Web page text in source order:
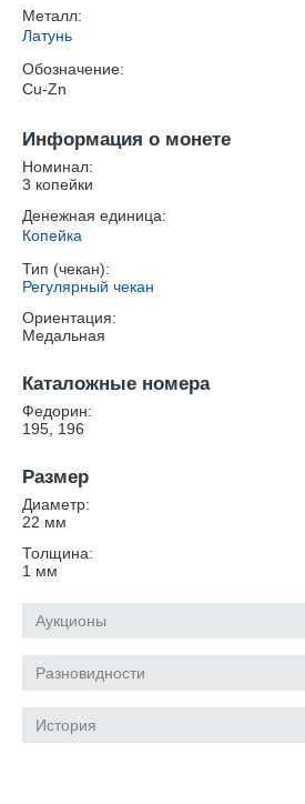
Металл:
Латунь
Обозначение:
Cu-Zn
Информация о монете
Номинал:
3 копейки
Денежная единица:
Копейка
Тип (чекан):
Регулярный чекан
Ориентация:
Медальная
Каталожные номера
Федорин:
195, 196
Размер
Диаметр:
22 мм
Толщина:
1 мм
Аукционы
Разновидности
История